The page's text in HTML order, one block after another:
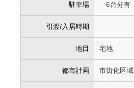
駐車場 6台分有
引渡/入居時期
地目 宅地
都市計画 市街化区域